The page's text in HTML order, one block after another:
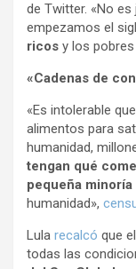
de Twitter. «No
empezamos el
ricos y los
«Cadenas de
«Es intolerable
alimentos para
humanidad,
tengan qué
pequeña minoría
humanidad»,
Lula recalcó que
todas las